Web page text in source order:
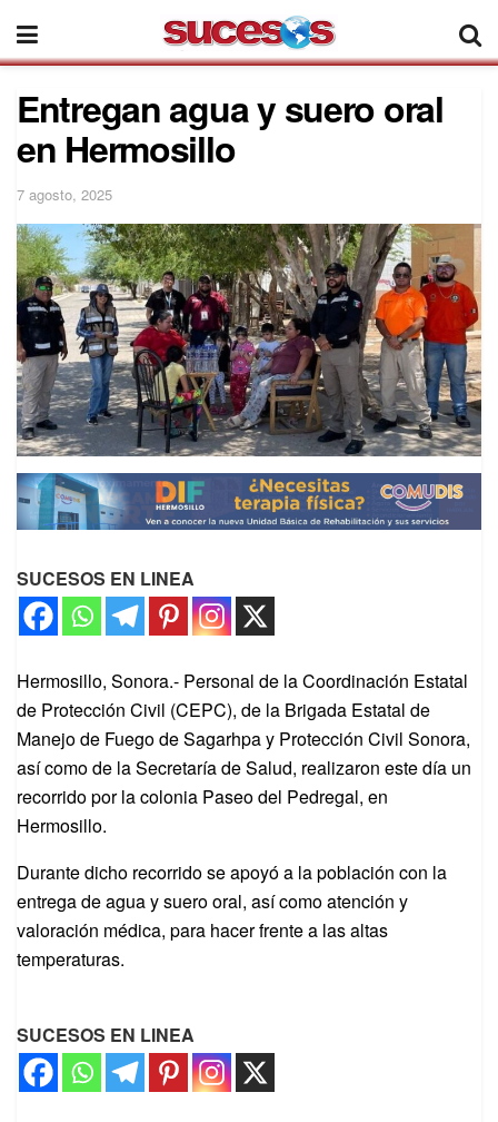
Entregan agua y suero oral
en Hermosillo
7 agosto, 2025
SUCESOS EN LINEA
Hermosillo, Sonora.- Personal de la Coordinación Estatal
de Protección Civil (CEPC), de la Brigada Estatal de
Manejo de Fuego de Sagarhpa y Protección Civil Sonora,
así como de la Secretaría de Salud, realizaron este día un
recorrido por la colonia Paseo del Pedregal, en
Hermosillo.
Durante dicho recorrido se apoyó a la población con la
entrega de agua y suero oral, así como atención y
valoración médica, para hacer frente a las altas
temperaturas.
SUCESOS EN LINEA